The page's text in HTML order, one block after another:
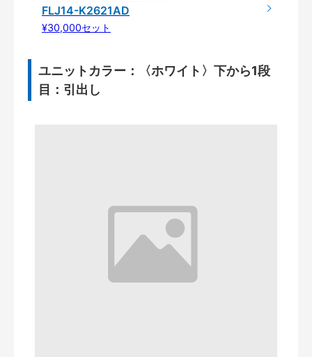
FLJ14-K2621AD
¥30,000セット
ユニットカラー：〈ホワイト〉下から1段
目：引出し